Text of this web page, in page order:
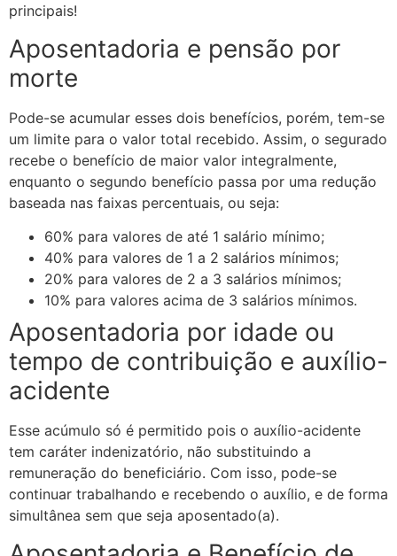
principais!
Aposentadoria e pensão por
morte
Pode-se acumular esses dois benefícios, porém, tem-se
um limite para o valor total recebido. Assim, o segurado
recebe o benefício de maior valor integralmente,
enquanto o segundo benefício passa por uma redução
baseada nas faixas percentuais, ou seja:
60% para valores de até 1 salário mínimo;
40% para valores de 1 a 2 salários mínimos;
20% para valores de 2 a 3 salários mínimos;
10% para valores acima de 3 salários mínimos.
Aposentadoria por idade ou
tempo de contribuição e auxílio-
acidente
Esse acúmulo só é permitido pois o auxílio-acidente
tem caráter indenizatório, não substituindo a
remuneração do beneficiário. Com isso, pode-se
continuar trabalhando e recebendo o auxílio, e de forma
simultânea sem que seja aposentado(a).